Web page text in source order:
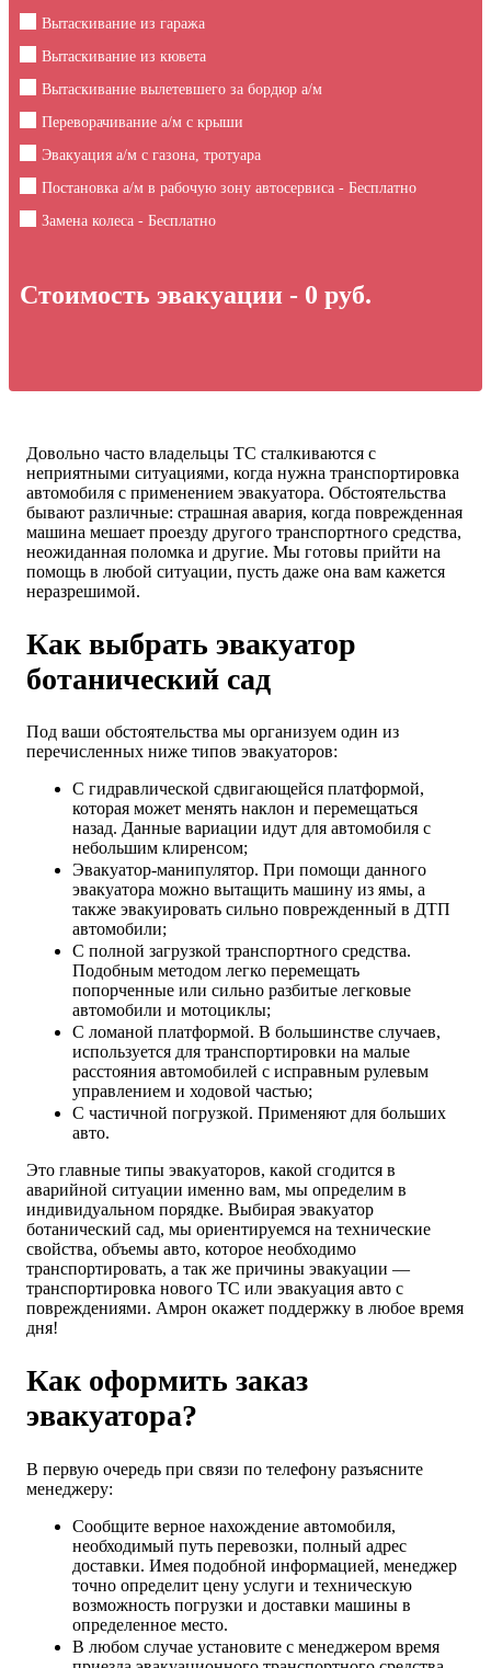
Вытаскивание из гаража
Вытаскивание из кювета
Вытаскивание вылетевшего за бордюр а/м
Переворачивание а/м с крыши
Эвакуация а/м с газона, тротуара
Постановка а/м в рабочую зону автосервиса - Бесплатно
Замена колеса - Бесплатно
Стоимость эвакуации - 0 руб.
Довольно часто владельцы ТС сталкиваются с
неприятными ситуациями, когда нужна транспортировка
автомобиля с применением эвакуатора. Обстоятельства
бывают различные: страшная авария, когда поврежденная
машина мешает проезду другого транспортного средства,
неожиданная поломка и другие. Мы готовы прийти на
помощь в любой ситуации, пусть даже она вам кажется
неразрешимой.
Как выбрать эвакуатор
ботанический сад
Под ваши обстоятельства мы организуем один из
перечисленных ниже типов эвакуаторов:
С гидравлической сдвигающейся платформой,
которая может менять наклон и перемещаться
назад. Данные вариации идут для автомобиля с
небольшим клиренсом;
Эвакуатор-манипулятор. При помощи данного
эвакуатора можно вытащить машину из ямы, а
также эвакуировать сильно поврежденный в ДТП
автомобили;
С полной загрузкой транспортного средства.
Подобным методом легко перемещать
попорченные или сильно разбитые легковые
автомобили и мотоциклы;
С ломаной платформой. В большинстве случаев,
используется для транспортировки на малые
расстояния автомобилей с исправным рулевым
управлением и ходовой частью;
С частичной погрузкой. Применяют для больших
авто.
Это главные типы эвакуаторов, какой сгодится в
аварийной ситуации именно вам, мы определим в
индивидуальном порядке. Выбирая эвакуатор
ботанический сад, мы ориентируемся на технические
свойства, объемы авто, которое необходимо
транспортировать, а так же причины эвакуации —
транспортировка нового ТС или эвакуация авто с
повреждениями. Амрон окажет поддержку в любое время
дня!
Как оформить заказ
эвакуатора?
В первую очередь при связи по телефону разъясните
менеджеру:
Сообщите верное нахождение автомобиля,
необходимый путь перевозки, полный адрес
доставки. Имея подобной информацией, менеджер
точно определит цену услуги и техническую
возможность погрузки и доставки машины в
определенное место.
В любом случае установите с менеджером время